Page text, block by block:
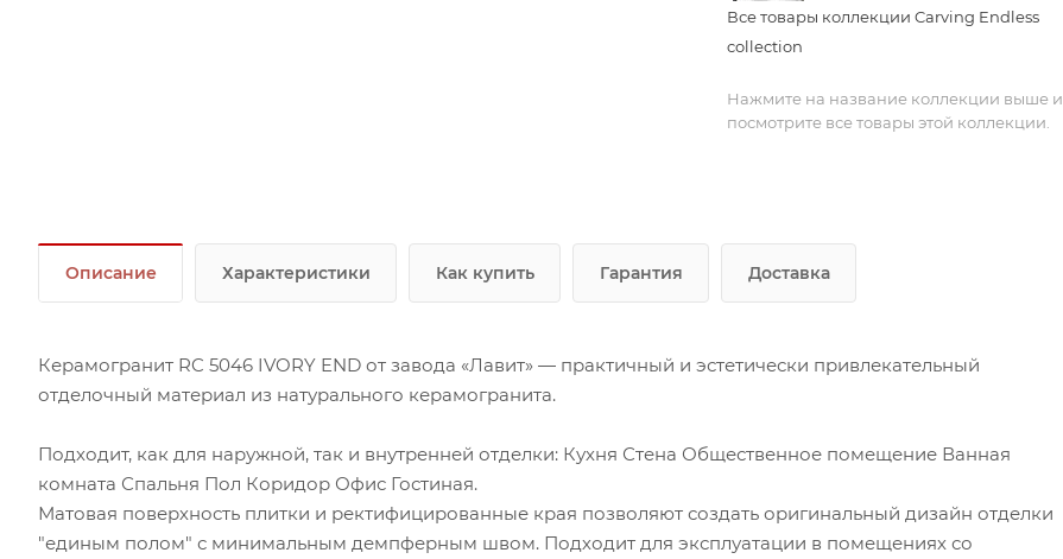
Все товары коллекции Carving Endless
collection
Нажмите на название коллекции выше и
посмотрите все товары этой коллекции.
Описание Характеристики Как купить Гарантия Доставка
Керамогранит RC 5046 IVORY END от завода «Лавит» — практичный и эстетически привлекательный
отделочный материал из натурального керамогранита.
Подходит, как для наружной, так и внутренней отделки: Кухня Стена Общественное помещение Ванная
комната Спальня Пол Коридор Офис Гостиная.
Матовая поверхность плитки и ректифицированные края позволяют создать оригинальный дизайн отделки
"единым полом" с минимальным демпферным швом. Подходит для эксплуатации в помещениях со